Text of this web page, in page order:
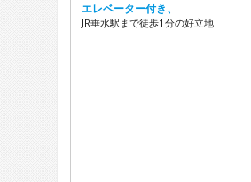
エレベーター付き、
JR垂水駅まで徒歩1分の好立地